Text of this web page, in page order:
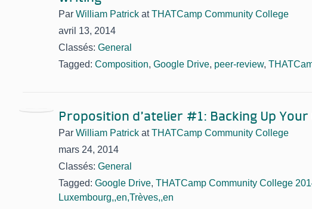
Par William Patrick atTHATCamp Community College
avril 13, 2014
Classés: General
Tagged: Composition, Google Drive, peer-review,
Proposition d'atelier #1: Backing Up Your
Par William Patrick atTHATCamp Community College
mars 24, 2014
Classés: General
Tagged: Google Drive, THATCamp Community College
Luxembourg,,en,Trèves,,en